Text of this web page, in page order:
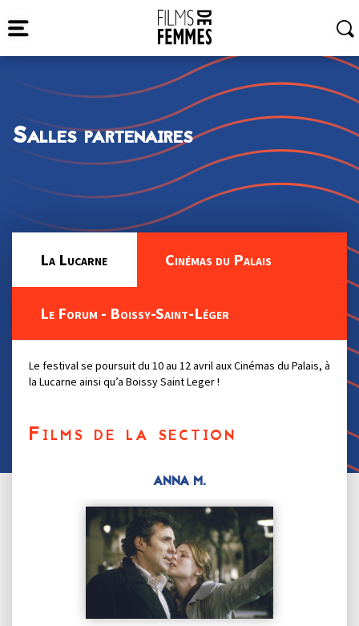
Salles partenaires
La Lucarne Cinémas du Palais
Le Forum - Boissy-Saint-Léger
Le festival se poursuit du 10 au 12 avril aux Cinémas du Palais, à
la Lucarne ainsi qu’a Boissy Saint Leger !
Films de la section
ANNA M.